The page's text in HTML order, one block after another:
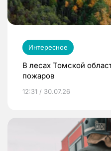
Интересное
В лесах Томской
пожаров
12:31 / 30.07.26